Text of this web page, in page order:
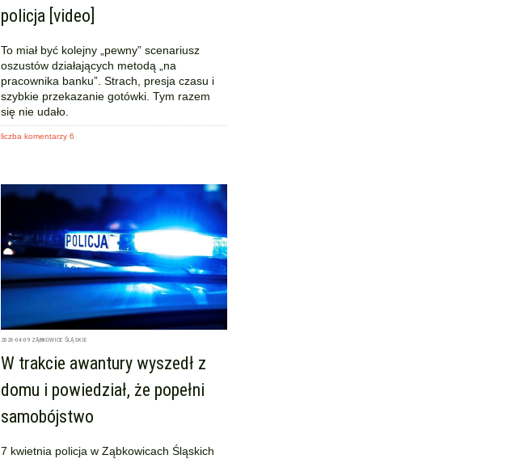
policja [video]
To miał być kolejny „pewny” scenariusz
oszustów działających metodą „na
pracownika banku”. Strach, presja czasu i
szybkie przekazanie gotówki. Tym razem
się nie udało.
liczba komentarzy 6
2026-04-09 ZĄBKOWICE ŚLĄSKIE
W trakcie awantury wyszedł z
domu i powiedział, że popełni
samobójstwo
7 kwietnia policja w Ząbkowicach Śląskich